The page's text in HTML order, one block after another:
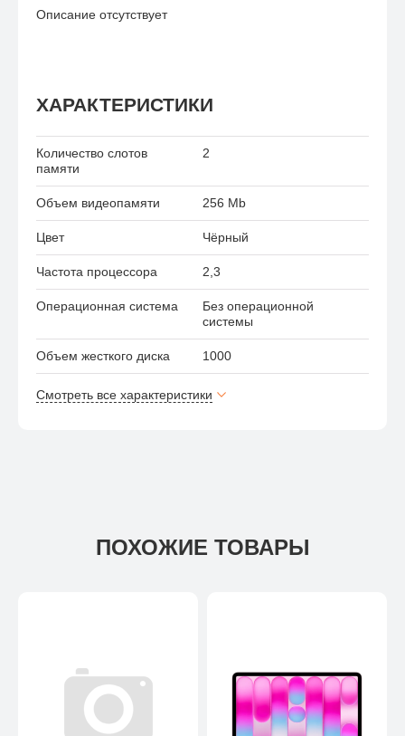
Описание отсутствует
ХАРАКТЕРИСТИКИ
Количество слотов
памяти
2
Объем видеопамяти 256 Mb
Цвет Чёрный
Частота процессора 2,3
Операционная система
Без операционной
системы
Объем жесткого диска 1000
Смотреть все характеристики
ПОХОЖИЕ ТОВАРЫ